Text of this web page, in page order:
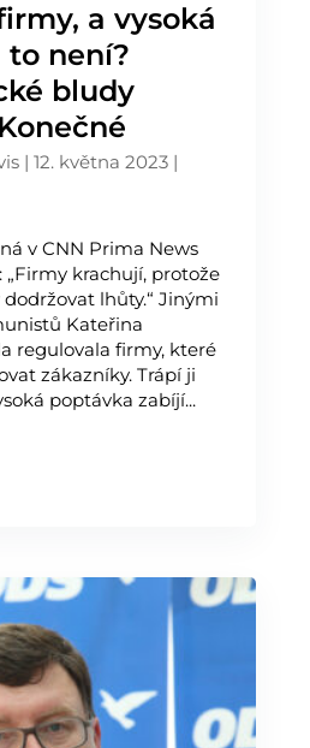
a vysoká
to není?
bludy
| 12. května 2023|
v CNN Prima News
„Firmy krachují, protože
lhůty.“ Jinými
Kateřina
regulovala firmy, které
zákazníky. Trápí ji
poptávka zabíjí...